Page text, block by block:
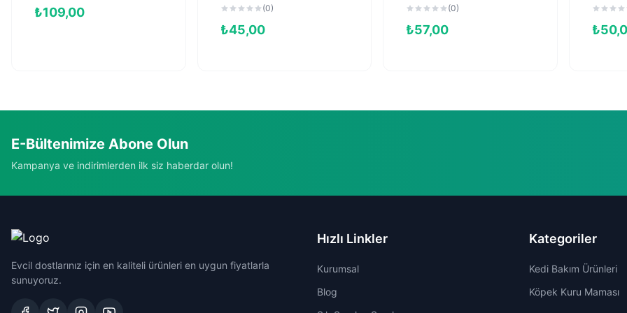
₺109,00
Maması (400 g)
(0)
₺45,00
100gr
(0)
₺57,00 ₺
E-Bültenimize Abone Olun
Kampanya ve indirimlerden ilk siz haberdar olun!
Evcil dostlarınız için en kaliteli ürünleri en uygun fiyatlarla
sunuyoruz.
Hızlı Linkler
Kurumsal
Blog
Kategoriler
Kedi Bakım Ürünleri
Köpek Kuru Maması